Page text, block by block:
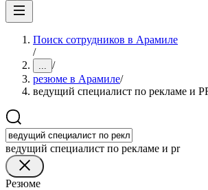
Поиск сотрудников в Арамиле
/
... /
резюме в Арамиле/
ведущий специалист по рекламе и
ведущий специалист по рекламе и pr
Резюме